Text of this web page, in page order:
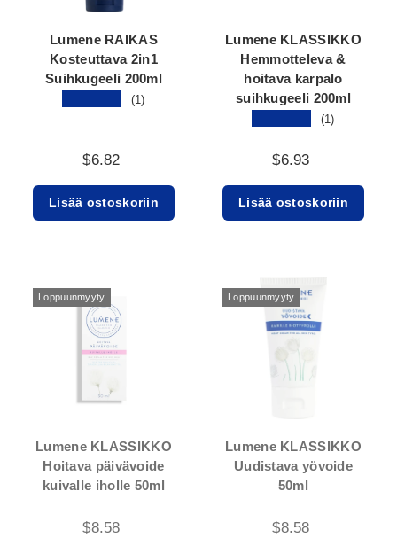
Lumene RAIKAS
Kosteuttava 2in1
Suihkugeeli 200ml
(1)
$6.82
Lisää ostoskoriin
Lumene KLASSIKKO
Hemmotteleva &
hoitava karpalo
suihkugeeli 200ml
(1)
$6.93
Lisää ostoskoriin
Loppuunmyyty
Lumene KLASSIKKO
Hoitava päivävoide
kuivalle iholle 50ml
$8.58
Loppuunmyyty
Lumene KLASSIKKO
Uudistava yövoide
50ml
$8.58